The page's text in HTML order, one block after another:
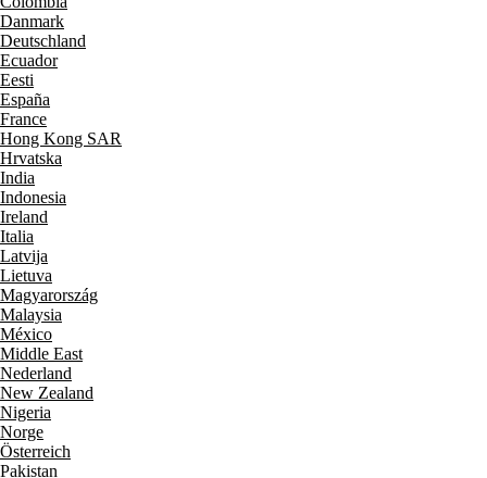
Danmark
Deutschland
Ecuador
Eesti
España
France
Hong Kong SAR
Hrvatska
India
Indonesia
Ireland
Italia
Latvija
Lietuva
Magyarország
Malaysia
México
Middle East
Nederland
New Zealand
Nigeria
Norge
Österreich
Pakistan